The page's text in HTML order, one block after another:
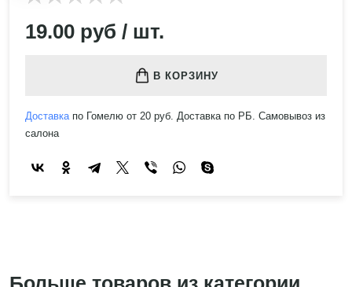
19.00 руб / шт.
В КОРЗИНУ
Доставкапо Гомелю от 20 руб. Доставка по РБ. Самовывоз из
салона